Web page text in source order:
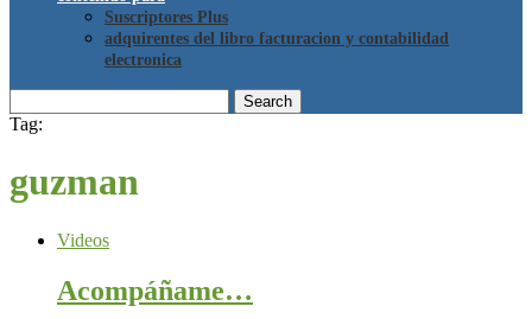
Suscriptores Plus
adquirentes del libro facturacion y contabilidad
electronica
Search
Tag:
guzman
Videos
Acompáñame…